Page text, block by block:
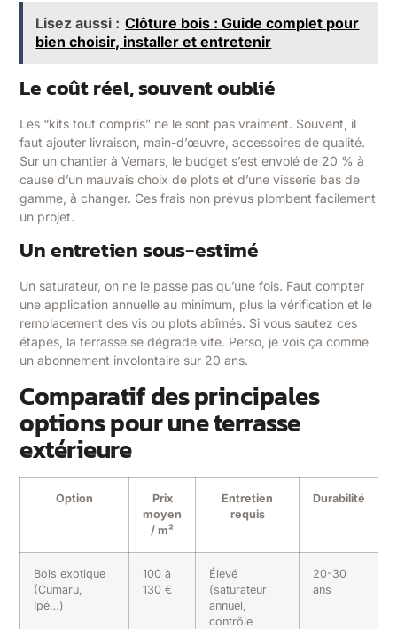
Lisez aussi : Clôture bois : Guide complet pour
bien choisir, installer et entretenir
Le coût réel, souvent oublié
Les “kits tout compris” ne le sont pas vraiment. Souvent, il
faut ajouter livraison, main-d’œuvre, accessoires de qualité.
Sur un chantier à Vemars, le budget s’est envolé de 20 % à
cause d’un mauvais choix de plots et d’une visserie bas de
gamme, à changer. Ces frais non prévus plombent facilement
un projet.
Un entretien sous-estimé
Un saturateur, on ne le passe pas qu’une fois. Faut compter
une application annuelle au minimum, plus la vérification et le
remplacement des vis ou plots abîmés. Si vous sautez ces
étapes, la terrasse se dégrade vite. Perso, je vois ça comme
un abonnement involontaire sur 20 ans.
Comparatif des principales
options pour une terrasse
extérieure
Option
Prix
moyen
/ m²
Entretien
requis
Durabilité
Bois exotique
(Cumaru,
Ipé…)
100 à
130 €
Élevé
(saturateur
annuel,
contrôle
20-30
ans